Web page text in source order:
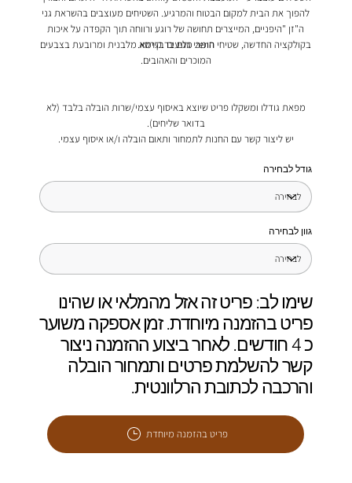
להפוך את הבית למקום הבטוח והמרגיע. השטיחים מעוצבים בהשראת גני
ה"זן "היפניים, המייצרים תחושה של רוגע ורווחה תוך הקפדה על איכות
חומרי גלם בר קיימא.
בקולקציה החדשה, שטיחי הzen מגיעים בגרסא מלבנית ומרובעת בצבעים
המוכרים והאהובים.
מפאת גודלו ומשקלו פריט שיוצא באיסוף עצמי/שרות הובלה בלבד (לא
בדואר שליחים).
יש ליצור קשר עם החנות לתמחור ותאום הובלה ו/או איסוף עצמי.
גודל לבחירה
גוון לבחירה
שימו לב: פריט זה אזל מהמלאי או שהינו
פריט בהזמנה מיוחדת. זמן אספקה משוער
כ 4 חודשים. לאחר ביצוע ההזמנה ניצור
קשר להשלמת פרטים ותמחור הובלה
והרכבה לכתובת הרלוונטית.
פריט בהזמנה מיוחדת